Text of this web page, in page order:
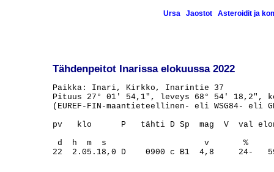
Ursa Jaostot Asteroidit ja
Tähdenpeitot Inarissa elokuussa 2022
Paikka: Inari, Kirkko, Inarintie 37
Pituus 27° 01' 54,1", leveys 68° 54' 18,2",
(EUREF-FIN-maantieteellinen- eli WSG84- eli
pv   klo      P   tähti D Sp  mag  V  val
d  h  m  s                    v       %     °